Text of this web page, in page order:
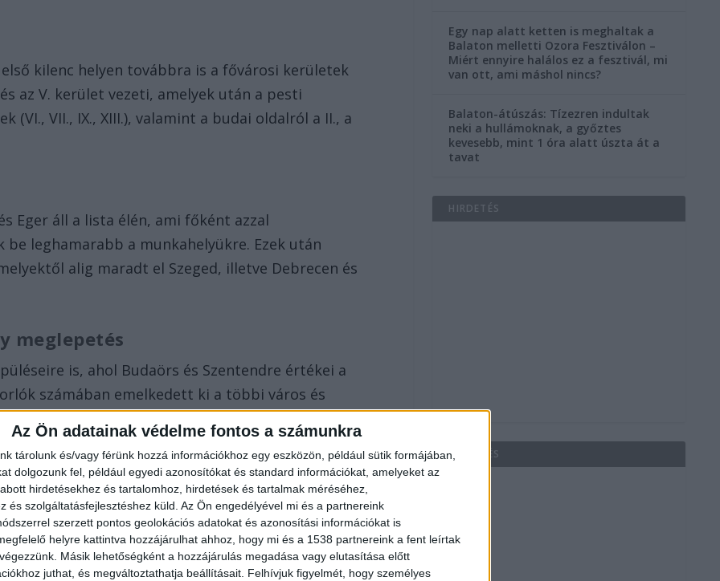
Az Ön adatainak védelme fontos a számunkra
tárolunk és/vagy férünk hozzá információkhoz egy eszközön, például sütik formájában,
dolgozunk fel, például egyedi azonosítókat és standard információkat, amelyeket az
hirdetésekhez és tartalomhoz, hirdetések és tartalmak méréséhez,
és szolgáltatásfejlesztéshez küld. Az Ön engedélyével mi és a partnereink
szerzett pontos geolokációs adatokat és azonosítási információkat is
helyre kattintva hozzájárulhat ahhoz, hogy mi és a 1538 partnereink a fent leírtak
Másik lehetőségként a hozzájárulás megadása vagy elutasítása előtt
juthat, és megváltoztathatja beállításait. Felhívjuk figyelmét, hogy személyes
kilenc helyen továbbra is a fővárosi kerületek
az V. kerület vezeti, amelyek után a pesti
VII., IX., XIII.), valamint a budai oldalról a II., a
Eger áll a lista élén, ami főként azzal
leghamarabb a munkahelyükre. Ezek után
alig maradt el Szeged, illetve Debrecen és
meglepetés
is, ahol Budaörs és Szentendre értékei a
számában emelkedett ki a többi város és
hogy az elmúlt években a legnagyobb
közeli települései érték el.
rangsora szinte ugyanazt az eredményt
által publikált használt társasházi
listázó rangsor. Ez pedig azt jelzi, hogy az
Egy nap alatt ketten is meghaltak a
Balaton melletti Ozora Fesztiválon –
Miért ennyire halálos ez a fesztivál, mi
van ott, ami máshol nincs?
Balaton-átúszás: Tízezren indultak
neki a hullámoknak, a győztes
kevesebb, mint 1 óra alatt úszta át a
tavat
HIRDETÉS
HIRDETÉS